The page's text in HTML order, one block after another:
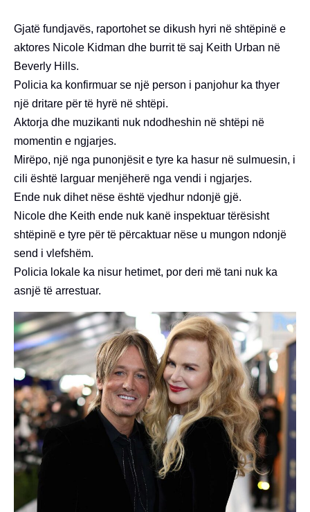
Gjatë fundjavës, raportohet se dikush hyri në shtëpinë e
aktores Nicole Kidman dhe burrit të saj Keith Urban në
Beverly Hills.
Policia ka konfirmuar se një person i panjohur ka thyer
një dritare për të hyrë në shtëpi.
Aktorja dhe muzikanti nuk ndodheshin në shtëpi në
momentin e ngjarjes.
Mirëpo, një nga punonjësit e tyre ka hasur në sulmuesin, i
cili është larguar menjëherë nga vendi i ngjarjes.
Ende nuk dihet nëse është vjedhur ndonjë gjë.
Nicole dhe Keith ende nuk kanë inspektuar tërësisht
shtëpinë e tyre për të përcaktuar nëse u mungon ndonjë
send i vlefshëm.
Policia lokale ka nisur hetimet, por deri më tani nuk ka
asnjë të arrestuar.